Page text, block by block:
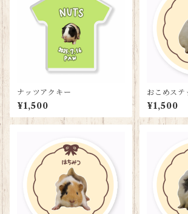
ナッツアクキー
¥1,500
おこめステ
¥1,500